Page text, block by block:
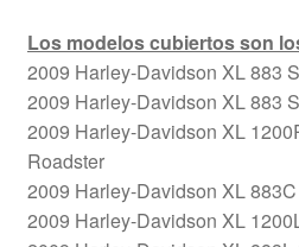
Los modelos cubiertos son
2009 Harley-Davidson XL 883
2009 Harley-Davidson XL 883
2009 Harley-Davidson XL
Roadster
2009 Harley-Davidson XL
2009 Harley-Davidson XL